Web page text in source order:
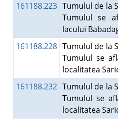
161188.223 Tumulul de la
Tumulul se
lacului
161188.228 Tumulul de la
Tumulul se
localitatea
161188.232 Tumulul de la
Tumulul se
localitatea